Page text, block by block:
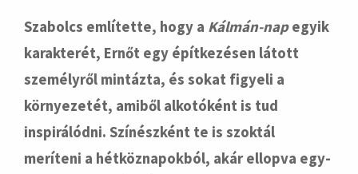
Szabolcs említette, hogy a Kálmán-napegyik
karakterét, Ernőt egy építkezésen látott
személyről mintázta, és sokat figyeli a
környezetét, amiből alkotóként is tud
inspirálódni. Színészként te is szoktál
meríteni a hétköznapokból, akár ellopva egy-